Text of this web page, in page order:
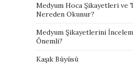
Medyum Hoca Şikayetleri ve
Nereden Okunur?
Medyum Şikayetlerini
Önemli?
Kaşık Büyüsü